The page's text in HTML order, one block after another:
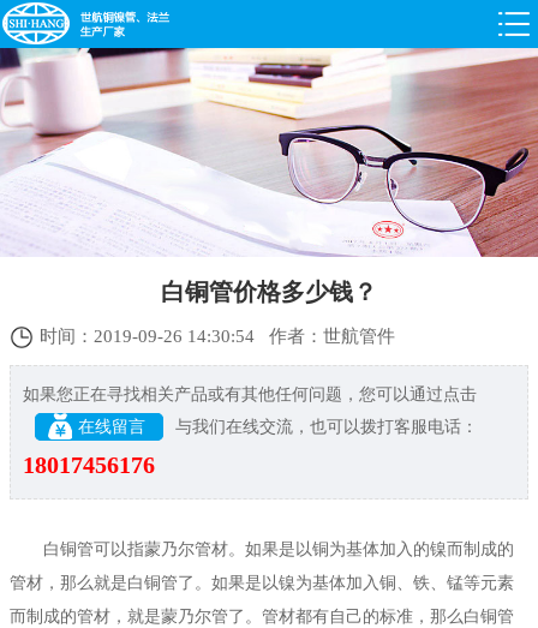
白铜管价格多少钱？
时间：2019-09-26 14:30:54 作者：世航管件
如果您正在寻找相关产品或有其他任何问题，您可以通过点击
在线留言
与我们在线交流，也可以拨打客服电话：
18017456176
白铜管可以指蒙乃尔管材。如果是以铜为基体加入的镍而制成的
管材，那么就是白铜管了。如果是以镍为基体加入铜、铁、锰等元素
而制成的管材，就是蒙乃尔管了。管材都有自己的标准，那么白铜管